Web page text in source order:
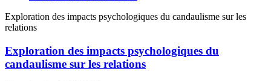
Exploration des impacts psychologiques du candaulisme sur les
relations
Exploration des impacts psychologiques du
candaulisme sur les relations